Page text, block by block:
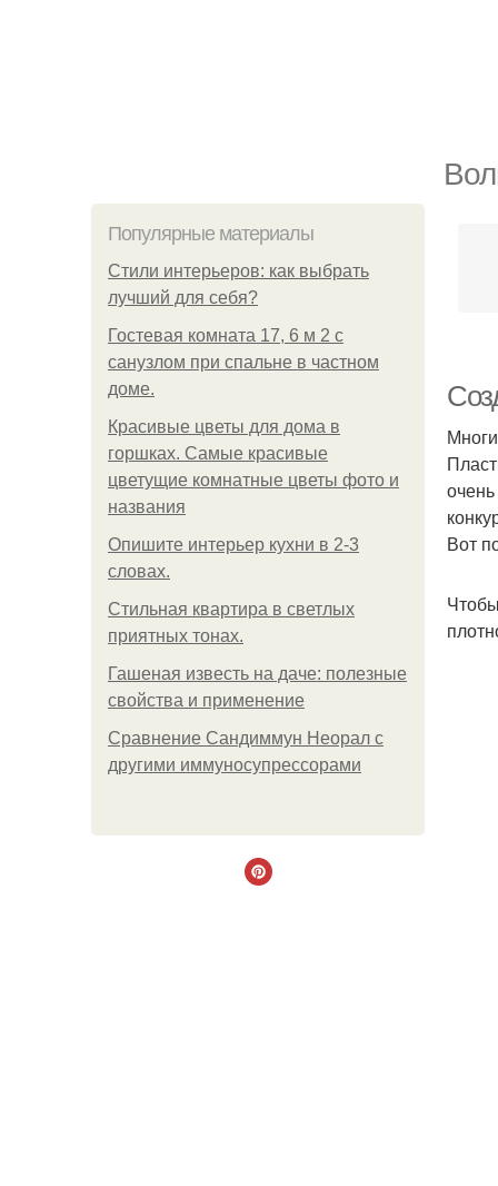
Популярные материалы
Стили интерьеров: как выбрать
лучший для себя?
Гостевая комната 17, 6 м 2 с
санузлом при спальне в частном
доме.
Красивые цветы для дома в
горшках. Самые красивые
цветущие комнатные цветы фото и
названия
Опишите интерьер кухни в 2-3
словах.
Стильная квартира в светлых
приятных тонах.
Гашеная известь на даче: полезные
свойства и применение
Сравнение Сандиммун Неорал с
другими иммуносупрессорами
Вот